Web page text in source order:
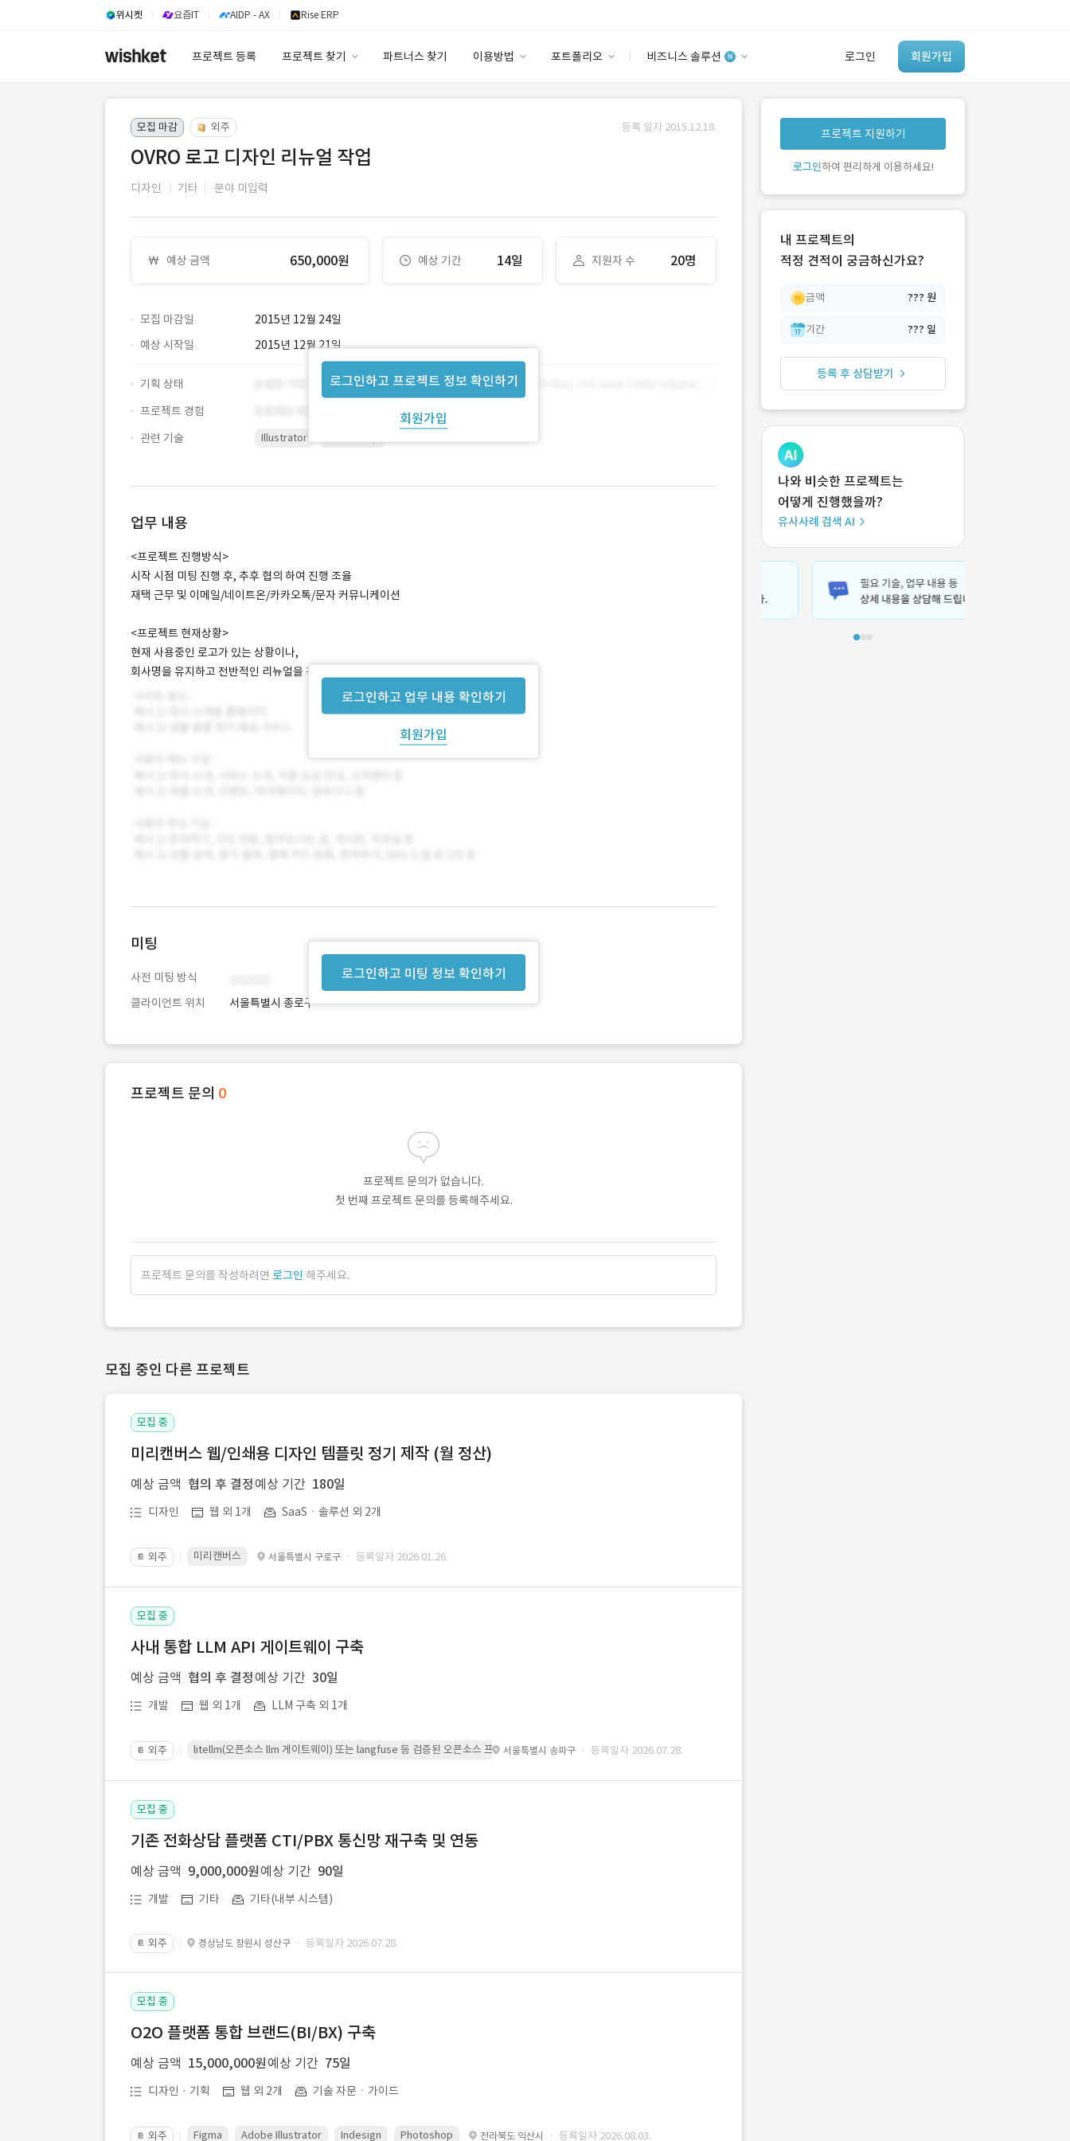
위시켓 요즘IT AIDP - AX Rise ERP
프로젝트 등록 프로젝트 찾기 파트너스 찾기 이용방법 포트폴리오 비즈니스 솔루션 로그인 회원가입
안심 코드 케어
유사사례 검색 AI
‘이런 거’ 만들어본
개발 회사 있어?
모집 마감 외주 등록 일자 2015.12.18.
OVRO 로고 디자인 리뉴얼 작업
디자인 기타 분야 미입력
예상 금액 650,000원 예상 기간 14일 지원자 수 20명
모집 마감일 2015년 12월 24일
로그인하고 프로젝트 정보 확인하기
회원가입
예상 시작일 2015년 12월 21일
기획 상태
프로젝트 경험
관련 기술
Illustrator
업무 내용
로그인하고 업무 내용 확인하기
회원가입
<프로젝트 진행방식>
시작 시점 미팅 진행 후, 추후 협의 하여 진행 조율
재택 근무 및 이메일/네이트온/카카오톡/문자 커뮤니케이션
<프로젝트 현재상황>
현재 사용중인 로고가 있는 상황이나,
회사명을 유지하고 전반적인 리뉴얼을 진행하고자 합니다.
로그인하고 미팅 정보 확인하기
미팅
사전 미팅 방식
클라이언트 위치
서울특별시 종로구
프로젝트 문의 0
프로젝트 문의가 없습니다.
첫 번째 프로젝트 문의를 등록해주세요.
프로젝트 문의를 작성하려면 로그인 해주세요.
모집 중인 다른 프로젝트
모집 중
미리캔버스 웹/인쇄용 디자인 템플릿 정기 제작 (월 정산)
예상 금액 협의 후 결정 예상 기간 180일
디자인 웹 외 1개 SaaSㆍ솔루션 외 2개
📔 외주 미리캔버스 서울특별시 구로구 · 등록일자 2026.01.26.
모집 중
사내 통합 LLM API 게이트웨이 구축
예상 금액 협의 후 결정 예상 기간 30일
개발 웹 외 1개 LLM 구축 외 1개
📔 외주 litellm(오픈소스 llm 게이트웨이) 또는 langfuse 등 검증된 오픈소스 프레임워크를 기반으로 시스템을 구축
서울특별시 송파구 · 등록일자 2026.07.28.
모집 중
기존 전화상담 플랫폼 CTI/PBX 통신망 재구축 및 연동
예상 금액 9,000,000원 예상 기간 90일
개발 기타 기타(내부 시스템)
📔 외주 경상남도 창원시 성산구 · 등록일자 2026.07.28.
모집 중
O2O 플랫폼 통합 브랜드(BI/BX) 구축
예상 금액 15,000,000원 예상 기간 75일
디자인 · 기획 웹 외 2개 기술 자문ㆍ가이드
📔 외주 Figma Adobe Illustrator Indesign Photoshop 전라북도 익산시 · 등록일자 2026.08.03.
프로젝트 지원하기
로그인하여 편리하게 이용하세요!
내 프로젝트의
적정 견적이 궁금하신가요?
금액 ??? 원
기간 ??? 일
등록 후 상담받기
나와 비슷한 프로젝트는
어떻게 진행했을까?
유사사례 검색 AI